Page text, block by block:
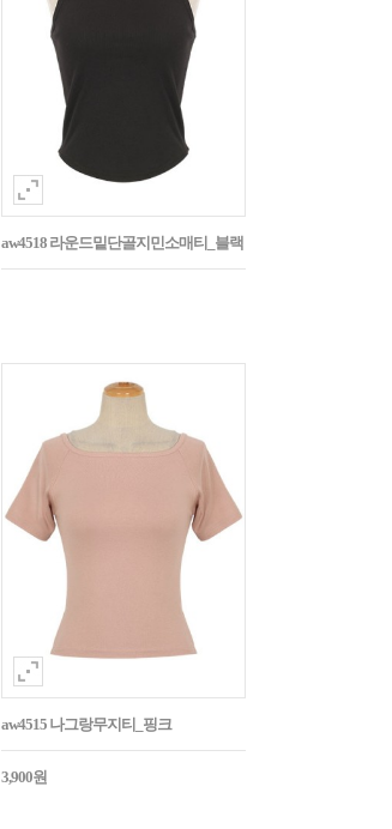
aw4518 라운드밑단골지민소매티_블랙
aw4515 나그랑무지티_핑크
3,900원